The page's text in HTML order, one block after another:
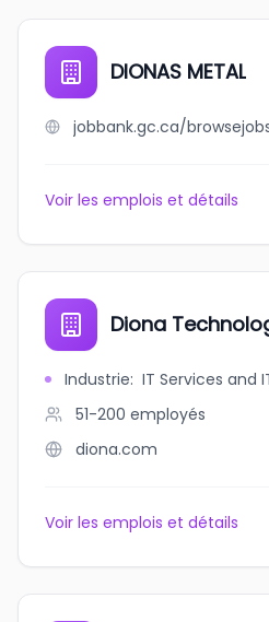
DIONAS METAL
Voir les emplois et détails
Diona
Industrie: IT Services and
51-200 employés
diona.com
Voir les emplois et détails